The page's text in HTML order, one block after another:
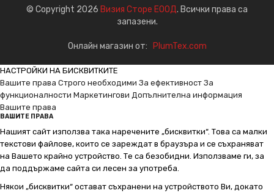
© Copyright 2026 Визия Сторе ЕООД. Всички права са
запазени.
Онлайн магазин от: PlumTex.com
НАСТРОЙКИ НА БИСКВИТКИТЕ
Вашите права Строго необходими За ефективност За
функционалности Маркетингови Допълнителна информация
Вашите права
ВАШИТЕ ПРАВА
Нашият сайт използва така наречените „бисквитки“. Това са малки
текстови файлове, които се зареждат в браузъра и се съхраняват
на Вашето крайно устройство. Те са безобидни. Използваме ги, за
да поддържаме сайта си лесен за употреба.
Някои „бисквитки“ остават съхранени на устройството Ви, докато